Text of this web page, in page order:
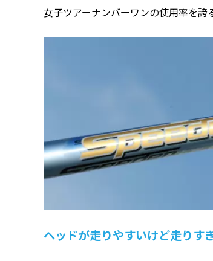
女子ツアーナンバーワンの使用率を
ヘッドが走りやすいけど走りす